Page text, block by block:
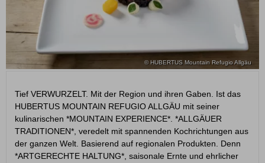
© HUBERTUS Mountain Refugio Allgäu
Tief VERWURZELT. Mit der Region und ihren Gaben. Ist das
HUBERTUS MOUNTAIN REFUGIO ALLGÄU mit seiner
kulinarischen *MOUNTAIN EXPERIENCE*. *ALLGÄUER
TRADITIONEN*, veredelt mit spannenden Kochrichtungen aus
der ganzen Welt. Basierend auf regionalen Produkten. Denn
*ARTGERECHTE HALTUNG*, saisonale Ernte und ehrlicher